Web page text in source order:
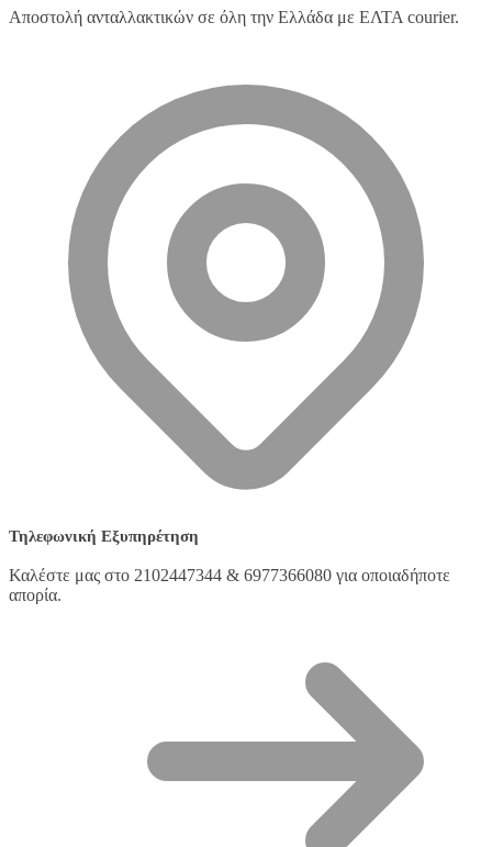
Αποστολή ανταλλακτικών σε όλη την Ελλάδα με ΕΛΤΑ courier.
Τηλεφωνική Εξυπηρέτηση
Καλέστε μας στο 2102447344 & 6977366080 για οποιαδήποτε
απορία.